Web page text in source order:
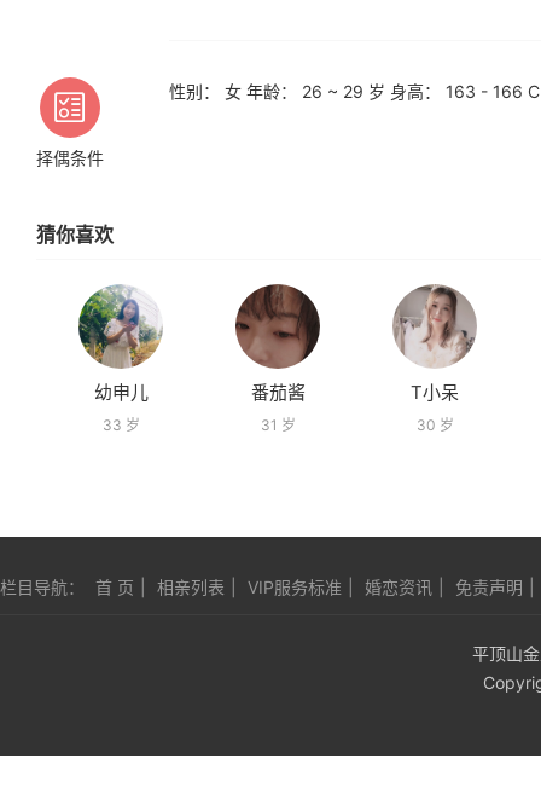
择偶条件
性别： 女 年龄： 26 ~ 29 岁 身高： 163 - 166
猜你喜欢
幼申儿
33 岁
番茄酱
31 岁
T小呆
30 岁
栏目导航： 首 页 相亲列表 VIP服务标准 婚恋资讯 免责声明
平顶山